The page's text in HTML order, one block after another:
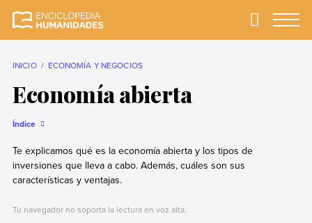
completa y más
Primary
INICIO ECONOMÍA Y NEGOCIOS
Economía abierta
Índice
Te explicamos qué es la economía abierta y los tipos de
inversiones que lleva a cabo. Además, cuáles son sus
características y ventajas.
Tu navegador no soporta la lectura en voz alta.